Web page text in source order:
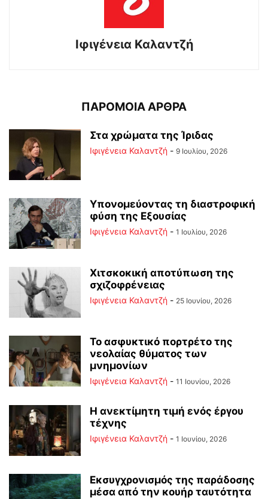
Ιφιγένεια Καλαντζή
ΠΑΡΟΜΟΙΑ ΑΡΘΡΑ
Στα χρώματα της Ίριδας
Ιφιγένεια Καλαντζή - 9 Ιουλίου, 2026
Υπονομεύοντας τη διαστροφική
φύση της Εξουσίας
Ιφιγένεια Καλαντζή - 1 Ιουλίου, 2026
Χιτσκοκική αποτύπωση της
σχιζοφρένειας
Ιφιγένεια Καλαντζή - 25 Ιουνίου, 2026
Το ασφυκτικό πορτρέτο της
νεολαίας θύματος των
μνημονίων
Ιφιγένεια Καλαντζή - 11 Ιουνίου, 2026
Η ανεκτίμητη τιμή ενός έργου
τέχνης
Ιφιγένεια Καλαντζή - 1 Ιουνίου, 2026
Εκσυγχρονισμός της παράδοσης
μέσα από την κουήρ ταυτότητα